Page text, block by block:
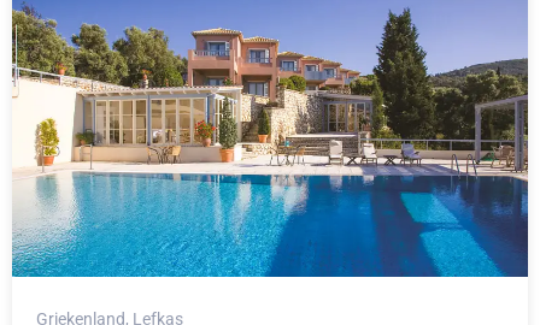
Griekenland, Lefkas